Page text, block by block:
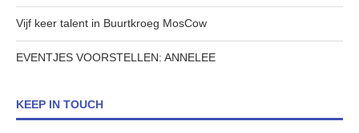
Vijf keer talent in Buurtkroeg MosCow
EVENTJES VOORSTELLEN: ANNELEE
KEEP IN TOUCH